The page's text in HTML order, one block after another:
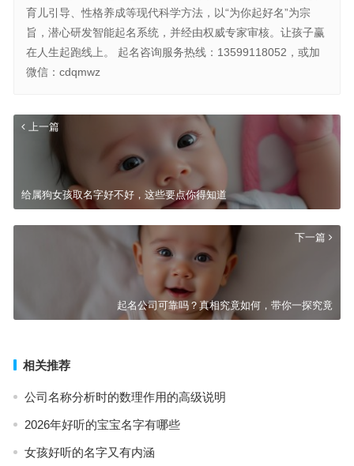
育儿引导、性格养成等现代科学方法，以“为你起好名”为宗
旨，潜心研发智能起名系统，并经由权威专家审核。让孩子赢
在人生起跑线上。 起名咨询服务热线：13599118052，或加
微信：cdqmwz
上一篇
给属狗女孩取名字好不好，这些要点你得知道
下一篇
起名公司可靠吗？真相究竟如何，带你一探究竟
相关推荐
公司名称分析时的数理作用的高级说明
2026年好听的宝宝名字有哪些
女孩好听的名字又有内涵